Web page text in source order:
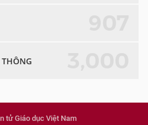
tử Giáo dục Việt Nam